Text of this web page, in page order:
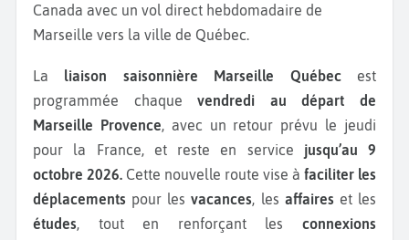
Canada avec un vol direct hebdomadaire de
Marseille vers la ville de Québec.
La liaison saisonnière Marseille Québec est
programmée chaquevendredi au départ de
Marseille Provence, avec un retour prévu le jeudi
pour la France, et reste en service jusqu’au 9
octobre 2026. Cette nouvelle route vise à faciliter les
déplacements pour lesvacances, les affaires et les
études, tout en renforçant les connexions